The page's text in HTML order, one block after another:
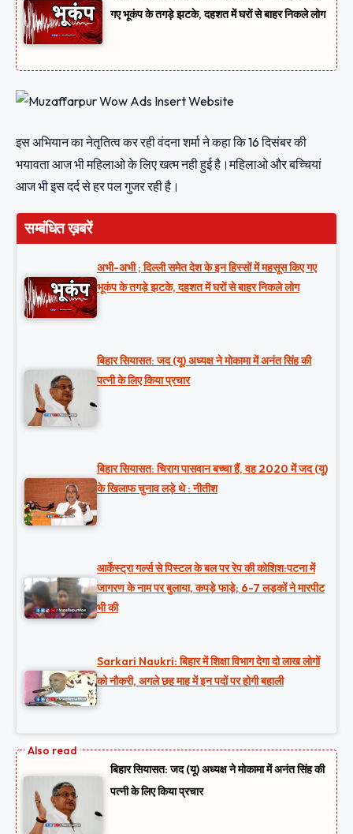
गए भूकंप के तगड़े झटके, दहशत में घरों से बाहर निकले लोग
इस अभियान का नेतृतित्व कर रही वंदना शर्मा ने कहा कि 16 दिसंबर की
भयावता आज भी महिलाओ के लिए खत्म नही हुई है।महिलाओ और बच्चियां
आज भी इस दर्द से हर पल गुजर रही है।
सम्बंधित ख़बरें
अभी-अभी ; दिल्ली समेत देश के इन हिस्सों में महसूस किए गए
भूकंप के तगड़े झटके, दहशत में घरों से बाहर निकले लोग
बिहार सियासत: जद (यू) अध्यक्ष ने मोकामा में अनंत सिंह की
पत्नी के लिए किया प्रचार
बिहार सियासत: चिराग पासवान बच्चा हैं, वह 2020 में जद (यू)
के खिलाफ चुनाव लड़े थे : नीतीश
आर्केस्ट्रा गर्ल्स से पिस्टल के बल पर रेप की कोशिश:पटना में
जागरण के नाम पर बुलाया, कपड़े फाड़े; 6-7 लड़कों ने मारपीट
भी की
Sarkari Naukri: बिहार में शिक्षा विभाग देगा दो लाख लोगों
को नौकरी, अगले छह माह में इन पदों पर होगी बहाली
बिहार सियासत: जद (यू) अध्यक्ष ने मोकामा में अनंत सिंह की
पत्नी के लिए किया प्रचार